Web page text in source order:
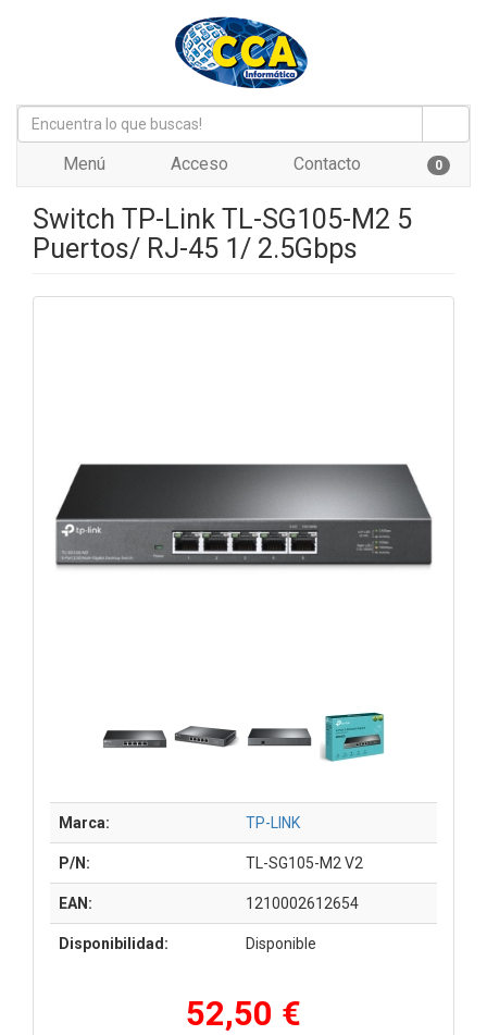
Menú Acceso Contacto 0
Switch TP-Link TL-SG105-M2 5
Puertos/ RJ-45 1/ 2.5Gbps
Marca: TP-LINK
P/N: TL-SG105-M2 V2
EAN: 1210002612654
Disponibilidad: Disponible
52,50 €